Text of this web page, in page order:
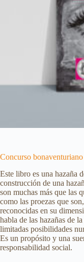
Concurso
Este libro es una hazaña
construcción de una
son muchas más que las
como las proezas que
reconocidas en su
habla de las hazañas de
limitadas posibilidades
Es un propósito y una
responsabilidad social.